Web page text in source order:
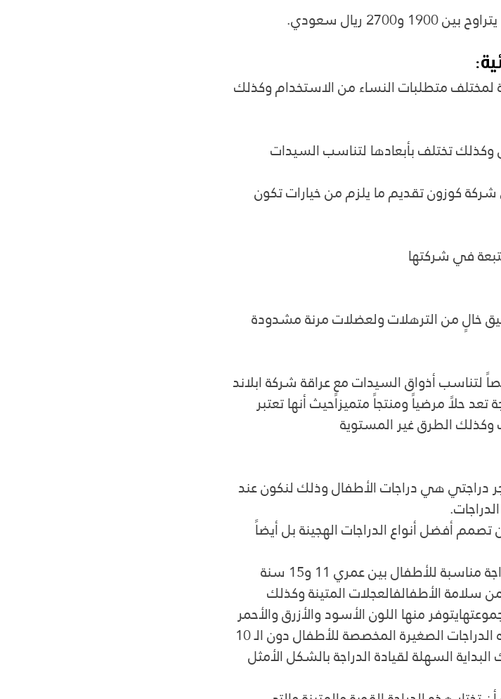
ريال سعودي.
لمختلف متطلبات النساء من الاستخدام وكذلك
تختلف بأبعادها لتناسب السيدات
كوزون تقديم ما يلزم من خيارات تكون
في شركتها
خالٍ من الترهلات ولعضلات مرنة مشدودة
لتناسب أذواق السيدات مع عراقة شركة ابلاند
تعد حلاً مرضياً ومنتجاً متميزاًحيث أنها تعتبر
وكذلك الطرق غير المستوية
دراجتي هي دراجات الأطفال وذلك لنكون عند
أفضل أنواع الدراجات الهجينة بل أيضاً
تعتبر هذه الدراجة مناسبة للأطفال بين عمري 11 و15 سنة
سلامة الأطفالفالعجلات المتينة وكذلك
منها اللون الأسود والأزرق والأحمر
السهلة لقيادة الدراجة بالشكل الأمثل